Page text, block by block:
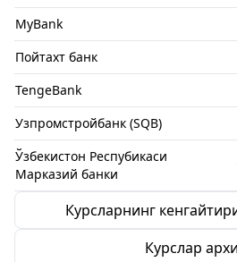
MyBank
Пойтахт банк
TengeBank
Узпромстройбанк (SQB)
Ўзбекистон Респубикаси
Марказий банки
Курсларнинг
Курслар